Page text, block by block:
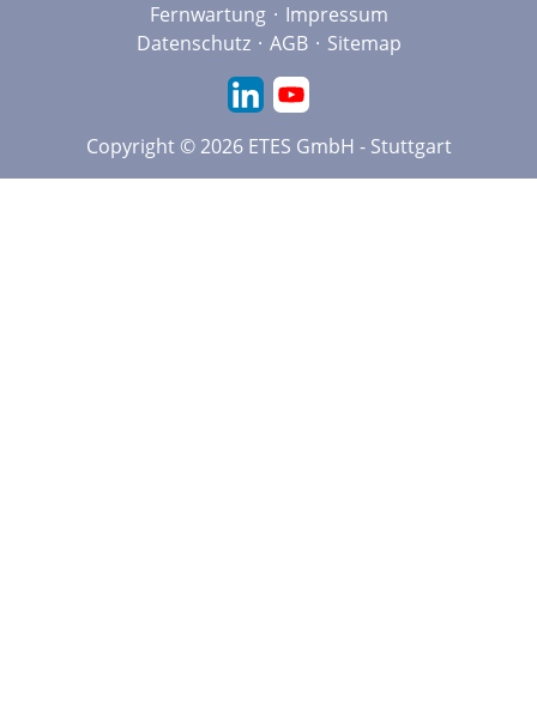
Fernwartung
Impressum
Datenschutz
AGB Sitemap
Copyright © 2026 ETES GmbH - Stuttgart